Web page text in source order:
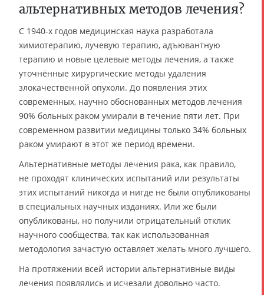
альтернативных методов лечения?
С 1940-х годов медицинская наука разработала
химиотерапию, лучевую терапию, адъювантную
терапию и новые целевые методы лечения, а также
уточнённые хирургические методы удаления
злокачественной опухоли. До появления этих
современных, научно обоснованных методов лечения
90% больных раком умирали в течение пяти лет. При
современном развитии медицины только 34% больных
раком умирают в этот же период времени.
Альтернативные методы лечения рака, как правило,
не проходят клинических испытаний или результаты
этих испытаний никогда и нигде не были опубликованы
в специальных научных изданиях. Или же были
опубликованы, но получили отрицательный отклик
научного сообщества, так как использованная
методология зачастую оставляет желать много лучшего.
На протяжении всей истории альтернативные виды
лечения появлялись и исчезали довольно часто.